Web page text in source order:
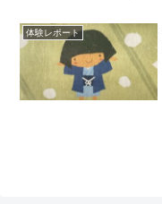
体験レポート